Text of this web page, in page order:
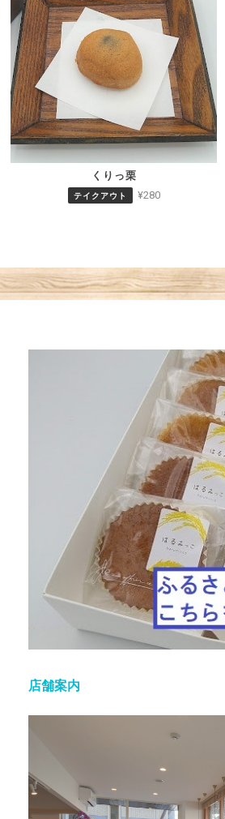
くりっ栗
テイクアウト ¥280
店舗案内